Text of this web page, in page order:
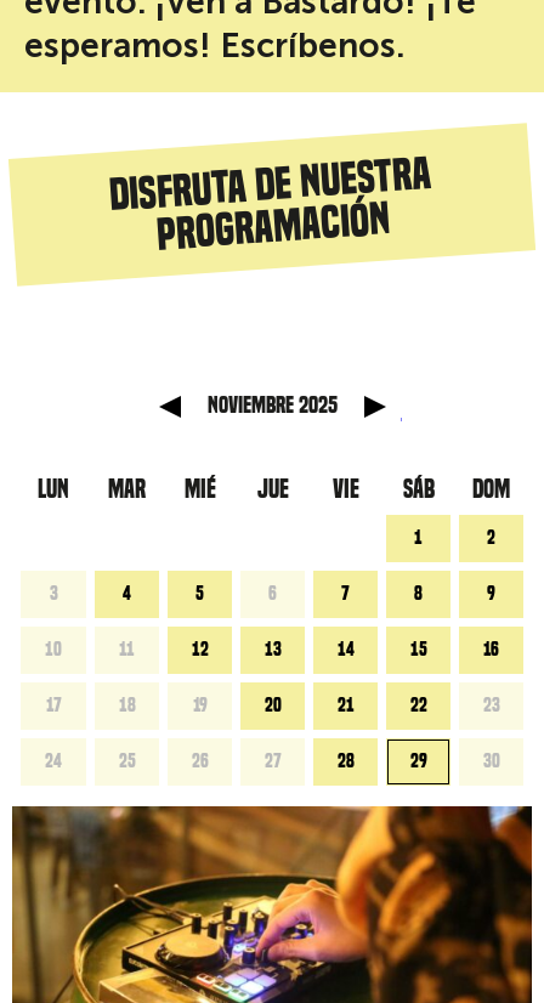
esperamos! Escríbenos.
Disfruta de nuestra
programación
noviembre 2025
LUN MAR MIÉ JUE VIE SÁB DOM
1 2
3 4 5 6 7 8 9
10 11 12 13 14 15 16
17 18 19 20 21 22 23
24 25 26 27 28 29 30